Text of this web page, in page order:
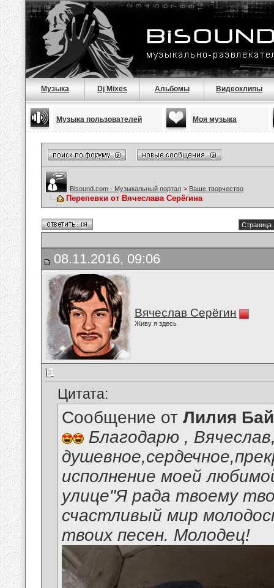
Музыка Dj Mixes Альбомы Видеоклипы
Музыка пользователей Моя музыка
Bisound.com - Музыкальный портал > Ваше творчество
Перепевки от Вячеслава Серёгина
Страница
08.11.2016, 09:06
Вячеслав Серёгин
Живу я здесь
Цитата:
Сообщение от Лилия
Благодарю ,
исполнение моей
улице"Я рада твоему
счастливый мир
твоих песен. Молодец!